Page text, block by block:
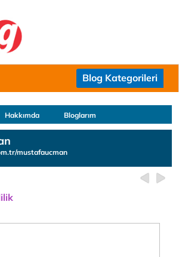
Blog Kategorileri
Hakkımda Bloglarım
mustafaucman